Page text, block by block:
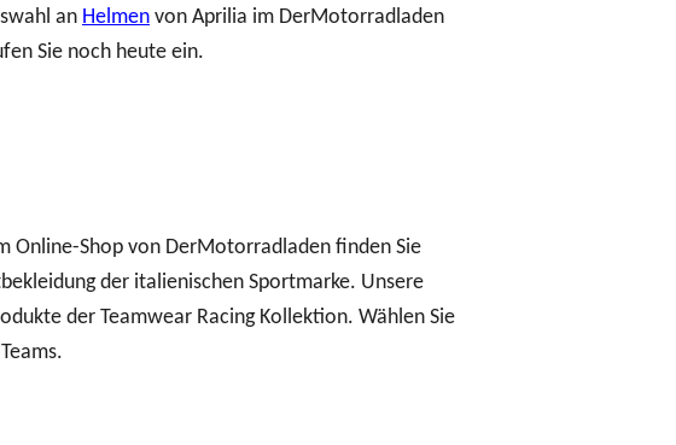
an Helmen von Aprilia im DerMotorradladen
Sie noch heute ein.
Online-Shop von DerMotorradladen finden Sie
der italienischen Sportmarke. Unsere
der Teamwear Racing Kollektion. Wählen Sie